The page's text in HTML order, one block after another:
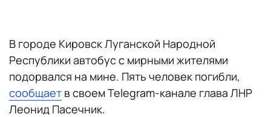
В городе Кировск Луганской Народной
Республики автобус с мирными жителями
подорвался на мине. Пять человек погибли,
сообщает в своем Telegram-канале глава ЛНР
Леонид Пасечник.